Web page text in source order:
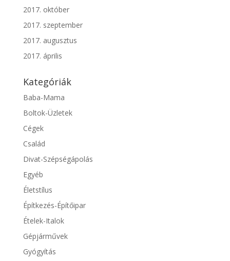
2017. október
2017. szeptember
2017. augusztus
2017. április
Kategóriák
Baba-Mama
Boltok-Üzletek
Cégek
Család
Divat-Szépségápolás
Egyéb
Életstílus
Építkezés-Építőipar
Ételek-Italok
Gépjárművek
Gyógyítás